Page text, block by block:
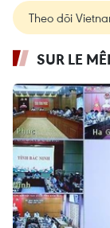
Theo dõi
SUR LE